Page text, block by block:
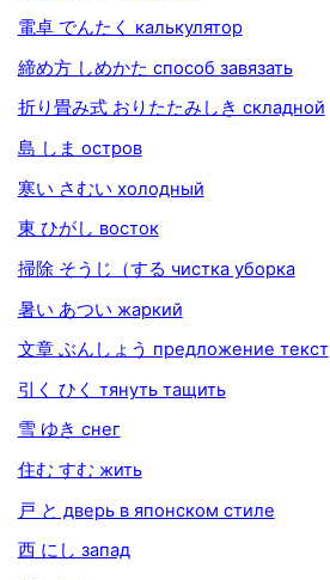
電卓 でんたく калькулятор
締め方 しめかた способ завязать
折り畳み式 おりたたみしき складной
島 しま остров
寒い さむい холодный
東 ひがし восток
掃除 そうじ（する чистка уборка
暑い あつい жаркий
文章 ぶんしょう предложение текст
引く ひく тянуть тащить
雪 ゆき снег
住む すむ жить
戸 と дверь в японском стиле
西 にし запад